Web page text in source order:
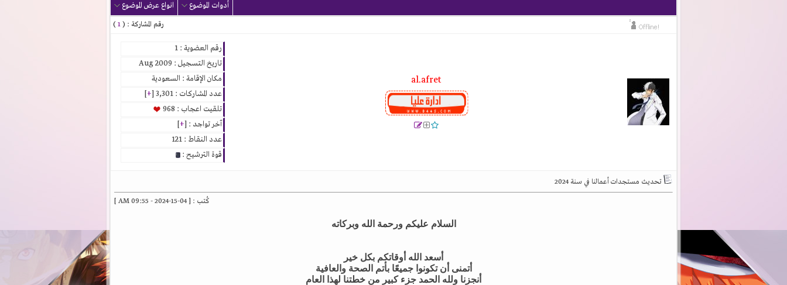
أدوات الموضوع انواع عرض الموضوع
رقم المشاركة : (1
)
al.afret
رقم العضوية : 1
تاريخ التسجيل : Aug 2009
مكان الإقامة : السعودية
عدد المشاركات : 3,301 [
+
]
تلقيت اعجاب : 968
آخر تواجد : [+
]
عدد النقاط : 121
قوة الترشيح :
تحديث مستجدات أعمالنا في سنة 2024
كُتب : [ 04-15-2024 - 09:55 AM ]
السلام عليكم ورحمة الله وبركاته
أسعد الله أوقاتكم بكل خير
أتمنى أن تكونوا جميعًا بأتم الصحة والعافية
أنجزنا ولله الحمد جزء كبير من خطتنا لهذا العام